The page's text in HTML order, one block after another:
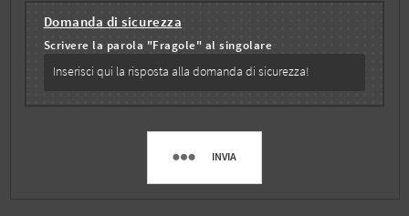
Domanda di sicurezza
Scrivere la parola "Fragole" al singolare
INVIA